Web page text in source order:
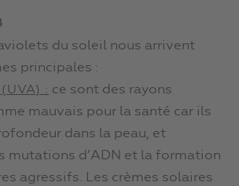
du soleil nous arrivent
principales :
: ce sont des rayons
mauvais pour la santé car ils
dans la peau, et
mutations d’ADN et la formation
agressifs. Les crèmes solaires